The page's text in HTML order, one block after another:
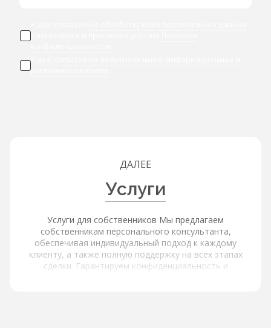
ознакомился и принимаю условия
Я даю
рекламных рассылок
ДАЛЕЕ
Услуги
Услуги для собственников Мы предлагаем
собственникам персонального консультанта,
обеспечивая индивидуальный подход к каждому
клиенту, а также полную поддержку на всех этапах
сделки. Гарантируем конфиденциальность и